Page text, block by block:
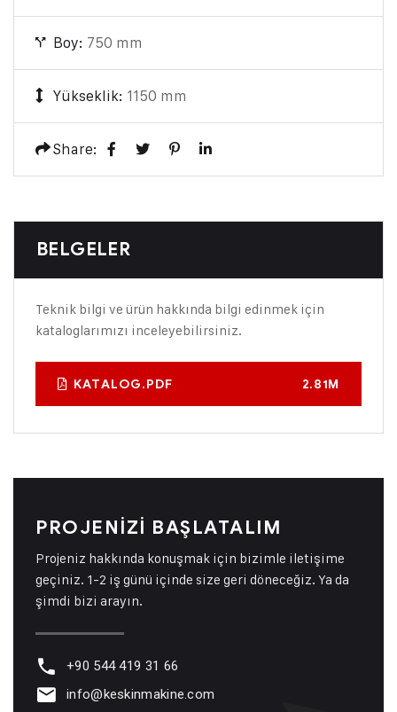
Boy: 750 mm
Yükseklik: 1150 mm
Share:
BELGELER
Teknik bilgi ve ürün hakkında bilgi edinmek için
kataloglarımızı inceleyebilirsiniz.
KATALOG.PDF 2.81M
PROJENİZİ BAŞLATALIM
Projeniz hakkında konuşmak için bizimle iletişime
geçiniz. 1-2 iş günü içinde size geri döneceğiz. Ya da
şimdi bizi arayın.
+90 544 419 31 66
info@keskinmakine.com